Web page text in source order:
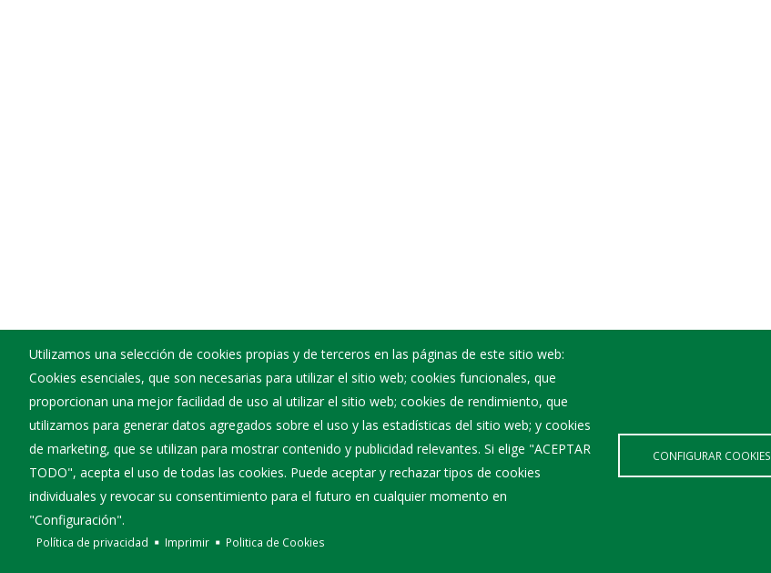
Utilizamos una selección de cookies propias y de terceros en las páginas de este sitio web:
Cookies esenciales, que son necesarias para utilizar el sitio web; cookies funcionales, que
proporcionan una mejor facilidad de uso al utilizar el sitio web; cookies de rendimiento, que
utilizamos para generar datos agregados sobre el uso y las estadísticas del sitio web; y cookies
de marketing, que se utilizan para mostrar contenido y publicidad relevantes. Si elige "ACEPTAR
TODO", acepta el uso de todas las cookies. Puede aceptar y rechazar tipos de cookies
individuales y revocar su consentimiento para el futuro en cualquier momento en
"Configuración".
Política de privacidad Imprimir Politica de Cookies
CONFIGURAR COOKIES
Ayuntamiento de Rabanera del Pinar
: Calle Iglesia 16 - 09660
: 947386171
: rabaneradelpinar@diputaciondeburgos.net
Corporación Municipal
Teléfonos de interés